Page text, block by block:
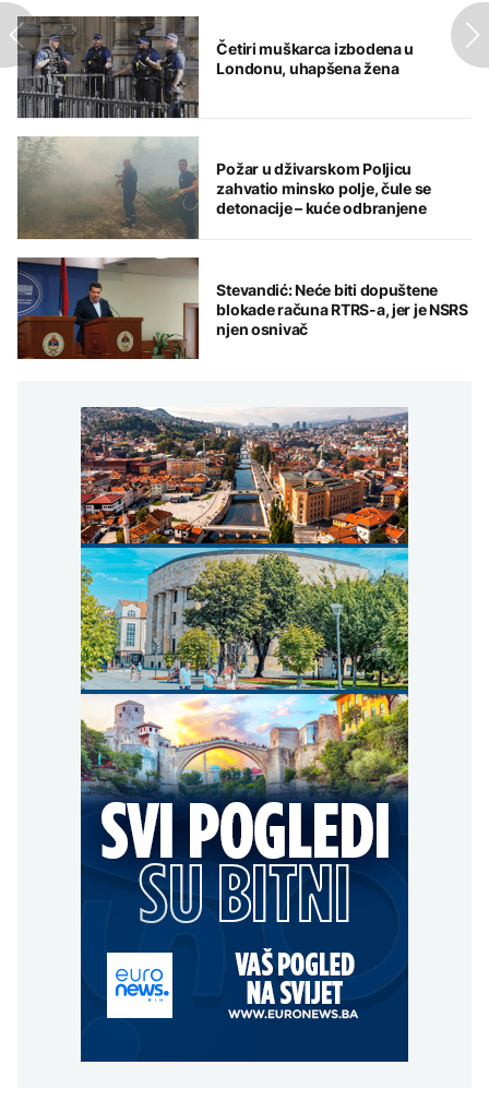
Četiri muškarca izbodena u
Londonu, uhapšena žena
Požar u dživarskom Poljicu
zahvatio minsko polje, čule se
detonacije – kuće odbranjene
Stevandić: Neće biti dopuštene
blokade računa RTRS-a, jer je NSRS
njen osnivač